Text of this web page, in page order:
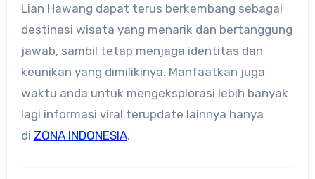
Lian Hawang dapat terus berkembang sebagai
destinasi wisata yang menarik dan bertanggung
jawab, sambil tetap menjaga identitas dan
keunikan yang dimilikinya. Manfaatkan juga
waktu anda untuk mengeksplorasi lebih banyak
lagi informasi viral terupdate lainnya hanya
di ZONA INDONESIA.